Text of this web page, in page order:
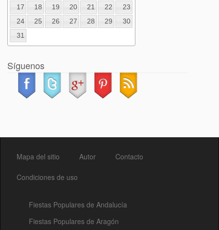
17
18 19 20 21 22
23
24
25 26 27 28 29
30
31
Síguenos
Mapa del sitio Autor Contacto
Condiciones de uso
Fiestas Populares de Andalucía
Fiestas Populares de Aragón